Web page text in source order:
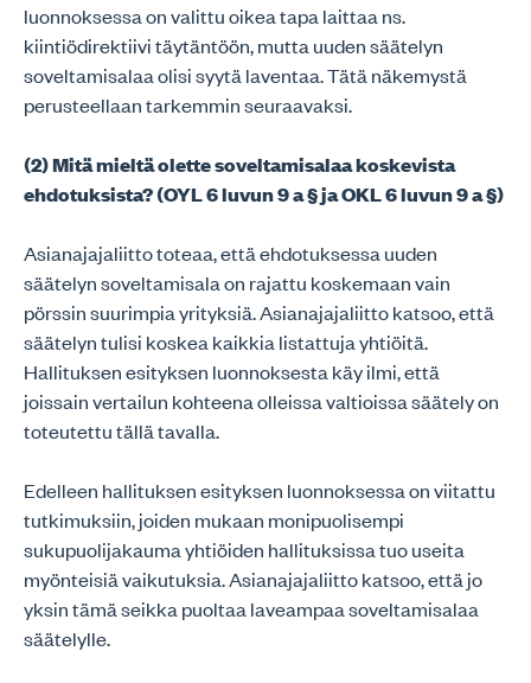
luonnoksessa on valittu oikea tapa laittaa ns.
kiintiödirektiivi täytäntöön, mutta uuden säätelyn
soveltamisalaa olisi syytä laventaa. Tätä näkemystä
perusteellaan tarkemmin seuraavaksi.
(2) Mitä mieltä olette soveltamisalaa koskevista
ehdotuksista? (OYL 6 luvun 9 a § ja OKL 6 luvun 9 a §)
Asianajajaliitto toteaa, että ehdotuksessa uuden
säätelyn soveltamisala on rajattu koskemaan vain
pörssin suurimpia yrityksiä. Asianajajaliitto katsoo, että
säätelyn tulisi koskea kaikkia listattuja yhtiöitä.
Hallituksen esityksen luonnoksesta käy ilmi, että
joissain vertailun kohteena olleissa valtioissa säätely on
toteutettu tällä tavalla.
Edelleen hallituksen esityksen luonnoksessa on viitattu
tutkimuksiin, joiden mukaan monipuolisempi
sukupuolijakauma yhtiöiden hallituksissa tuo useita
myönteisiä vaikutuksia. Asianajajaliitto katsoo, että jo
yksin tämä seikka puoltaa laveampaa soveltamisalaa
säätelylle.